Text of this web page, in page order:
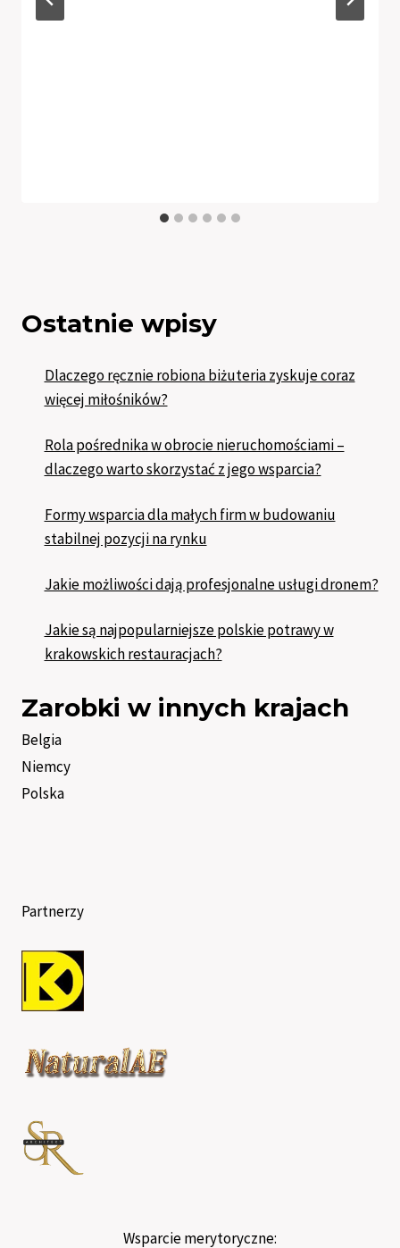
Ostatnie wpisy
Dlaczego ręcznie robiona biżuteria zyskuje coraz
więcej miłośników?
Rola pośrednika w obrocie nieruchomościami –
dlaczego warto skorzystać z jego wsparcia?
Formy wsparcia dla małych firm w budowaniu
stabilnej pozycji na rynku
Jakie możliwości dają profesjonalne usługi dronem?
Jakie są najpopularniejsze polskie potrawy w
krakowskich restauracjach?
Zarobki w innych krajach
Belgia
Niemcy
Polska
Partnerzy
Wsparcie merytoryczne: